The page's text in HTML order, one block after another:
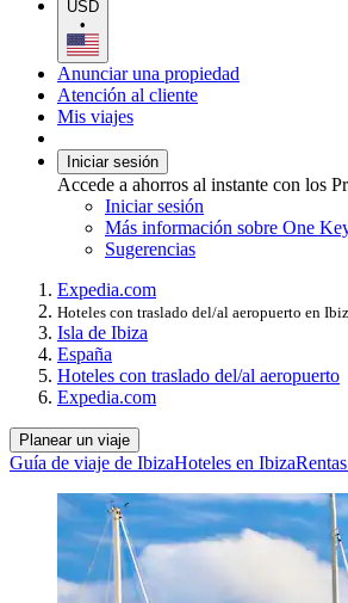
USD
•
Anunciar una propiedad
Atención al cliente
Mis viajes
Iniciar sesión
Accede a ahorros al instante con los
Iniciar sesión
Más información sobre One
Sugerencias
Expedia.com
Hoteles con traslado del/al aeropuerto en
Isla de Ibiza
España
Hoteles con traslado del/al aeropuerto
Expedia.com
Planear un viaje
Guía de viaje de IbizaHoteles en Ibiza